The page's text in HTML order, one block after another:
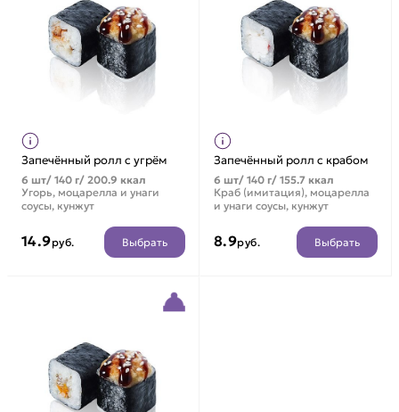
Запечённый ролл с угрём
6 шт/ 140 г/ 200.9 ккал
Угорь, моцарелла и унаги
соусы, кунжут
14.9руб. Выбрать
Запечённый ролл с крабом
6 шт/ 140 г/ 155.7 ккал
Краб (имитация), моцарелла
и унаги соусы, кунжут
8.9руб. Выбрать